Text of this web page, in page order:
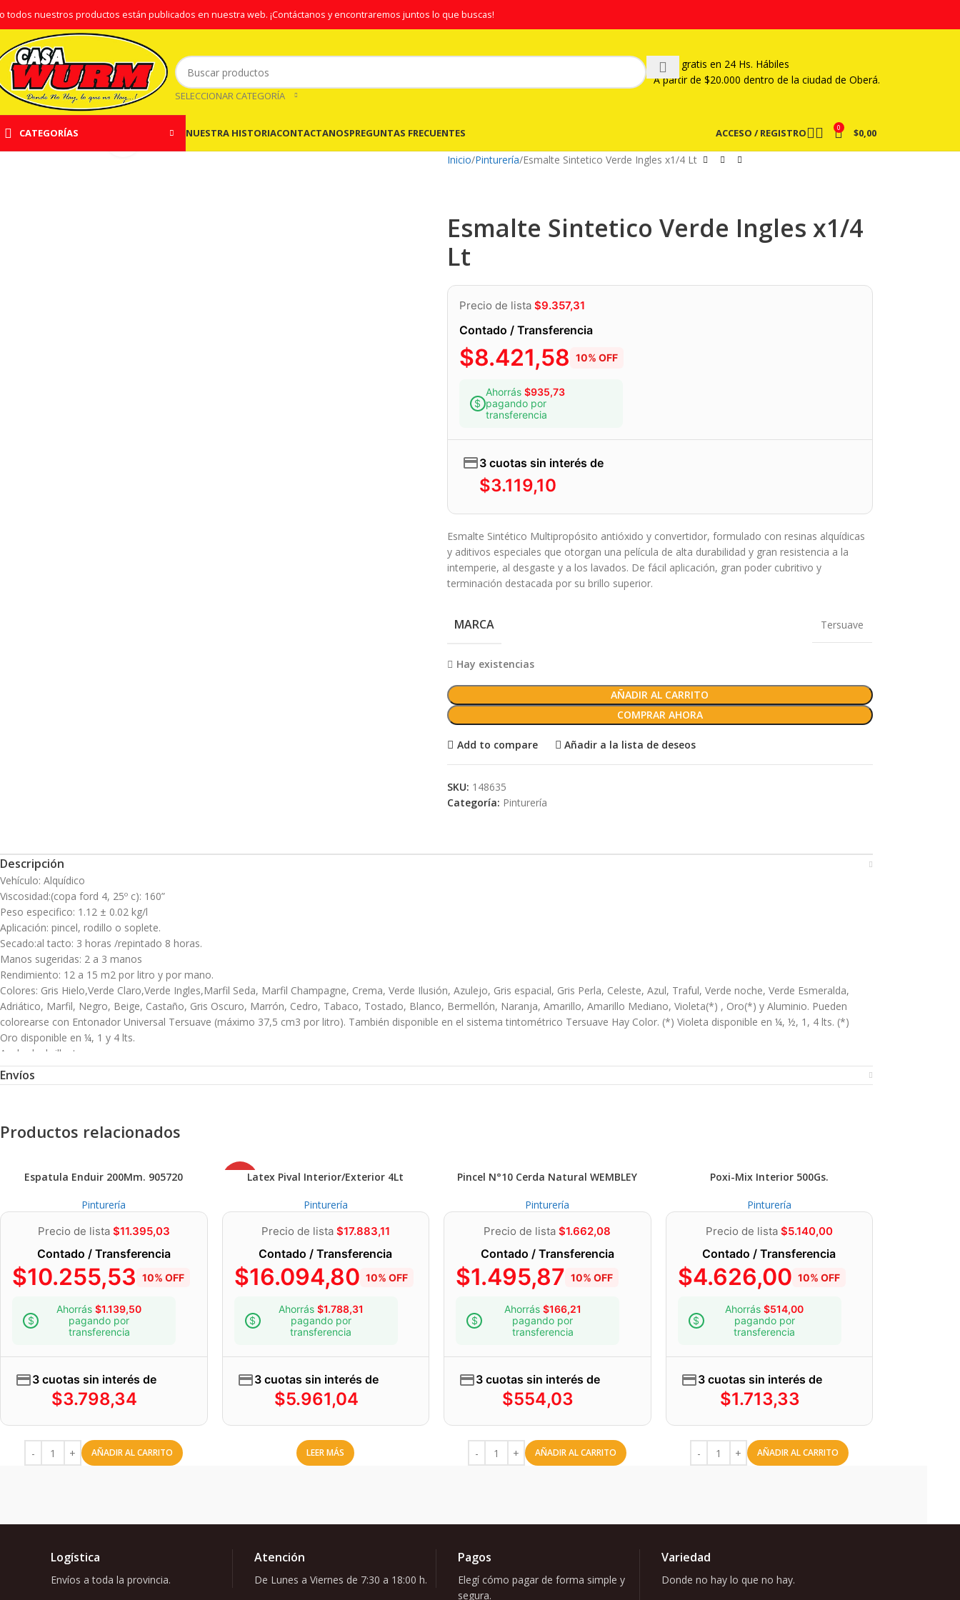
todos nuestros productos están publicados en nuestra web. ¡Contáctanos y encontraremos juntos lo que buscas!
SELECCIONAR CATEGORÍA
Envío gratis en 24 Hs. Hábiles
A partirde $20.000 dentro de la ciudad de Oberá.
CATEGORÍAS NUESTRA HISTORIACONTACTANOSPREGUNTAS FRECUENTES ACCESO / REGISTRO 0 $0,00
Clic para ampliar
Inicio Pinturería Esmalte Sintetico Verde Ingles x1/4 Lt
Esmalte Sintetico Verde Ingles x1/4
Lt
Precio de lista $9.357,31
Contado / Transferencia
$8.421,58 10% OFF
Ahorrás $935,73
pagando por
transferencia
3 cuotas sin interés de
$3.119,10
Esmalte Sintético Multipropósito antióxido y convertidor, formulado con resinas alquídicas
y aditivos especiales que otorgan una película de alta durabilidad y gran resistencia a la
intemperie, al desgaste y a los lavados. De fácil aplicación, gran poder cubritivo y
terminación destacada por su brillo superior.
MARCA Tersuave
Hay existencias
AÑADIR AL CARRITO
COMPRAR AHORA
Add to compare Añadir a la lista de deseos
SKU: 148635
Categoría: Pinturería
Descripción
Vehículo: Alquídico
Viscosidad:(copa ford 4, 25º c): 160”
Peso especifico: 1.12 ± 0.02 kg/l
Aplicación: pincel, rodillo o soplete.
Secado:al tacto: 3 horas /repintado 8 horas.
Manos sugeridas: 2 a 3 manos
Rendimiento: 12 a 15 m2 por litro y por mano.
Colores: Gris Hielo,Verde Claro,Verde Ingles,Marfil Seda, Marfil Champagne, Crema, Verde Ilusión, Azulejo, Gris espacial, Gris Perla, Celeste, Azul, Traful, Verde noche, Verde Esmeralda,
Adriático, Marfil, Negro, Beige, Castaño, Gris Oscuro, Marrón, Cedro, Tabaco, Tostado, Blanco, Bermellón, Naranja, Amarillo, Amarillo Mediano, Violeta(*) , Oro(*) y Aluminio. Pueden
colorearse con Entonador Universal Tersuave (máximo 37,5 cm3 por litro). También disponible en el sistema tintométrico Tersuave Hay Color. (*) Violeta disponible en ¼, ½, 1, 4 lts. (*)
Oro disponible en ¼, 1 y 4 lts.
Acabado: brillante
Diluyente y limpieza: Aguarrás mineral/solvente industrial (soplete)
Presentaciones:¼, ½, 1, 4 y 20 litros.
No deben quedar vestigios de óxido. Lijar con lija n° 100, eliminar el polvillo con un trapo embebido en aguarrás mineral y aplicar una primera mano diluida 20% con aguarrás mineral.
Maderas: Eliminar restos de limpiadores, ceras o protectores siliconados. Lijar en el sentido de las vetas con lija n° 100, eliminar el polvillo y aplicar una primera mano del esmalte diluido a
partir del 25% según la dureza de la madera (a mayor dureza, mayor dilución). Mampostería cementicia: Limpiar la superficie. Verificar el correcto fraguado, eliminación total de aguas de
mortero y pH entre 7 y 8. Aplicar una primera mano con una dilución mínima del 30%, dependiendo de la absorción de la superficie. Sobre superficies pintadas:Tanto en hierro, madera o
mampostería, asegurarse que la pintura anterior se encuentre firme y en buenas condiciones. Lijar suavemente con lija n°120. Si la pintura estuviera floja, descascarada o en malas
condiciones generales, deberá ser eliminada completamentey proceder como en superficies nuevas. Pintar 2 a 3 manos de esmalte Multipropósito con mínima dilución, esperando 8
horas entre ellas.
Envíos
Productos relacionados
Espatula Enduir 200Mm. 905720
Pinturería
Precio de lista $11.395,03
Contado / Transferencia
$10.255,53 10% OFF
Ahorrás $1.139,50
pagando por
transferencia
3 cuotas sin interés de
$3.798,34
AÑADIR AL CARRITO
AGOT
ADO
Latex Pival Interior/Exterior 4Lt
Pinturería
Precio de lista $17.883,11
Contado / Transferencia
$16.094,80 10% OFF
Ahorrás $1.788,31
pagando por
transferencia
3 cuotas sin interés de
$5.961,04
LEER MÁS
Pincel N°10 Cerda Natural WEMBLEY
Pinturería
Precio de lista$1.662,08
Contado / Transferencia
$1.495,87 10% OFF
Ahorrás $166,21
pagando por
transferencia
3 cuotas sin interés de
$554,03
AÑADIR AL CARRITO
Poxi-Mix Interior 500Gs.
Pinturería
Precio de lista $5.140,00
Contado / Transferencia
$4.626,00 10% OFF
Ahorrás $514,00
pagando por
transferencia
3 cuotas sin interés de
$1.713,33
AÑADIR AL CARRITO
Logística
Envíos a toda la provincia.
Atención
De Lunes a Viernes de 7:30 a 18:00 h.
Pagos
Elegí cómo pagar de forma simple y
segura.
Variedad
Donde no hay lo que no hay.